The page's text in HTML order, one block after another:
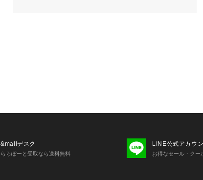
※商品に不良が無い場合、包装紙および箱の破損がござ
いましても発送いたします。あらかじめご了承くださ
&mallデスク
ららぽーと受取なら送料無料
LINE公式アカウン
お得なセール・クー